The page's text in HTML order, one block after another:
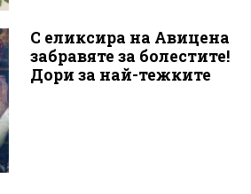
С еликсира на Авицена
забравяте за болестите!
Дори за най-тежките